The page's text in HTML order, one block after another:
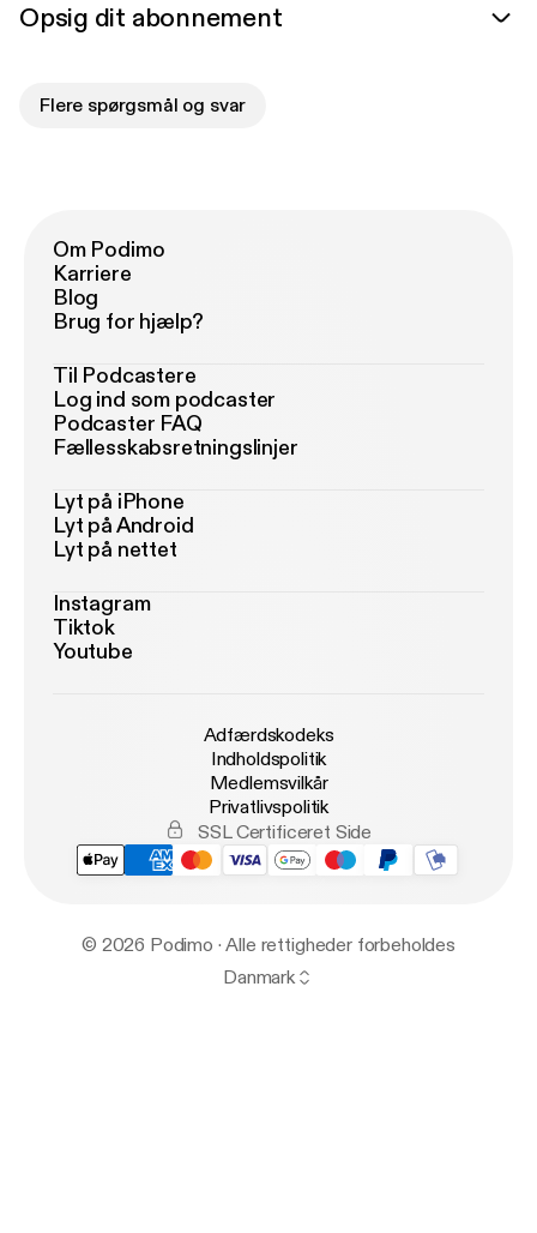
Opsig dit abonnement
Flere spørgsmål og svar
Om Podimo
Karriere
Blog
Brug for hjælp?
Til Podcastere
Log ind som podcaster
Podcaster FAQ
Fællesskabsretningslinjer
Lyt på iPhone
Lyt på Android
Lyt på nettet
Instagram
Tiktok
Youtube
Adfærdskodeks
Indholdspolitik
Medlemsvilkår
Privatlivspolitik
SSL Certificeret Side
© 2026 Podimo · Alle rettigheder forbeholdes
Danmark